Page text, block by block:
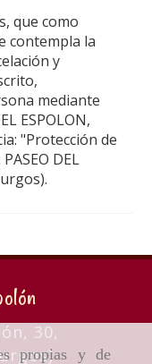
propias y de
que como
contempla la
y
mediante
ESPOLON,
"Protección de
PASEO DEL
).
30,